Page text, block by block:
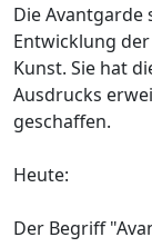
Die Avantgarde
Entwicklung
Kunst. Sie hat
Ausdrucks
geschaffen.
Heute:
Der Begriff